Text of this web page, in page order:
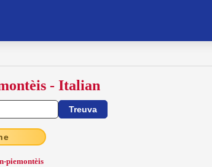
- Italian
piemontèis